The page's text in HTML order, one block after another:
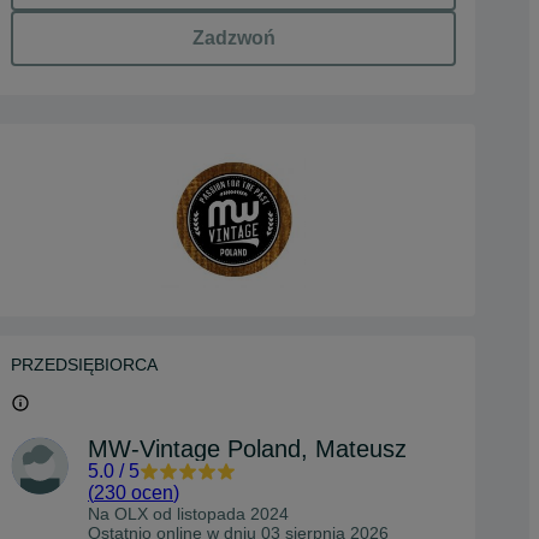
Zadzwoń
PRZEDSIĘBIORCA
MW-Vintage Poland, Mateusz
5.0 / 5
(230 ocen)
Na OLX od listopada 2024
Ostatnio online w dniu 03 sierpnia 2026